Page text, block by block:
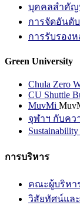
บุคคลสำคัญ
การจัดอันดั
การรับรอง
Green University
Chula Zero
CU Shuttle
MuvMi
จุฬาฯ กับคว
การบริหาร
คณะผู้บริหา
วิสัยทัศน์แล